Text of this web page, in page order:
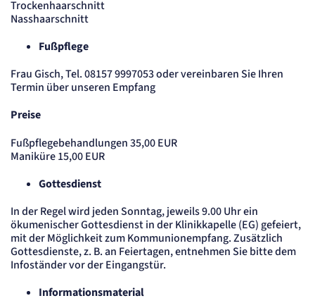
Trockenhaarschnitt
Nasshaarschnitt
Fußpflege
Frau Gisch, Tel. 08157 9997053 oder vereinbaren Sie Ihren
Termin über unseren Empfang
Preise
Fußpflegebehandlungen 35,00 EUR
Maniküre 15,00 EUR
Gottesdienst
In der Regel wird jeden Sonntag, jeweils 9.00 Uhr ein
ökumenischer Gottesdienst in der Klinikkapelle (EG) gefeiert,
mit der Möglichkeit zum Kommunionempfang. Zusätzlich
Gottesdienste, z. B. an Feiertagen, entnehmen Sie bitte dem
Infoständer vor der Eingangstür.
Informationsmaterial
Zweck:
Cookie Laufzeit:
2 Jahre
etracker Analytics
Name:
et_allow_cookies
Anbieter:
etracker GmbH
Zweck:
Cookie Laufzeit:
etracker Analytics
Name:
isSdEnabled
etracker GmbH